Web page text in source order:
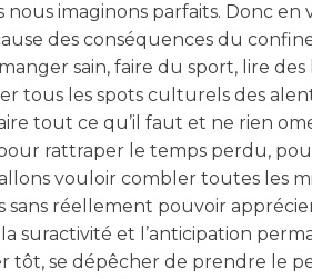
nous imaginons parfaits. Donc en
des conséquences du
sain, faire du sport, lire des
tous les spots culturels des
tout ce qu’il faut et ne rien
rattraper le temps perdu,
vouloir combler toutes les
sans réellement pouvoir
suractivité et l’anticipation
tôt, se dépêcher de prendre le